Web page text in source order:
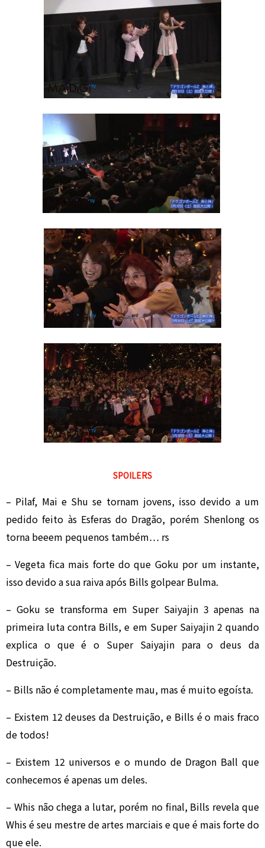
SPOILERS
– Pilaf, Mai e Shu se tornam jovens, isso devido a um
pedido feito às Esferas do Dragão, porém Shenlong os
torna beeem pequenos também… rs
– Vegeta fica mais forte do que Goku por um instante,
isso devido a sua raiva após Bills golpear Bulma.
– Goku se transforma em Super Saiyajin 3 apenas na
primeira luta contra Bills, e em Super Saiyajin 2 quando
explica o que é o Super Saiyajin para o deus da
Destruição.
– Bills não é completamente mau, mas é muito egoísta.
– Existem 12 deuses da Destruição, e Bills é o mais fraco
de todos!
– Existem 12 universos e o mundo de Dragon Ball que
conhecemos é apenas um deles.
– Whis não chega a lutar, porém no final, Bills revela que
Whis é seu mestre de artes marciais e que é mais forte do
que ele.